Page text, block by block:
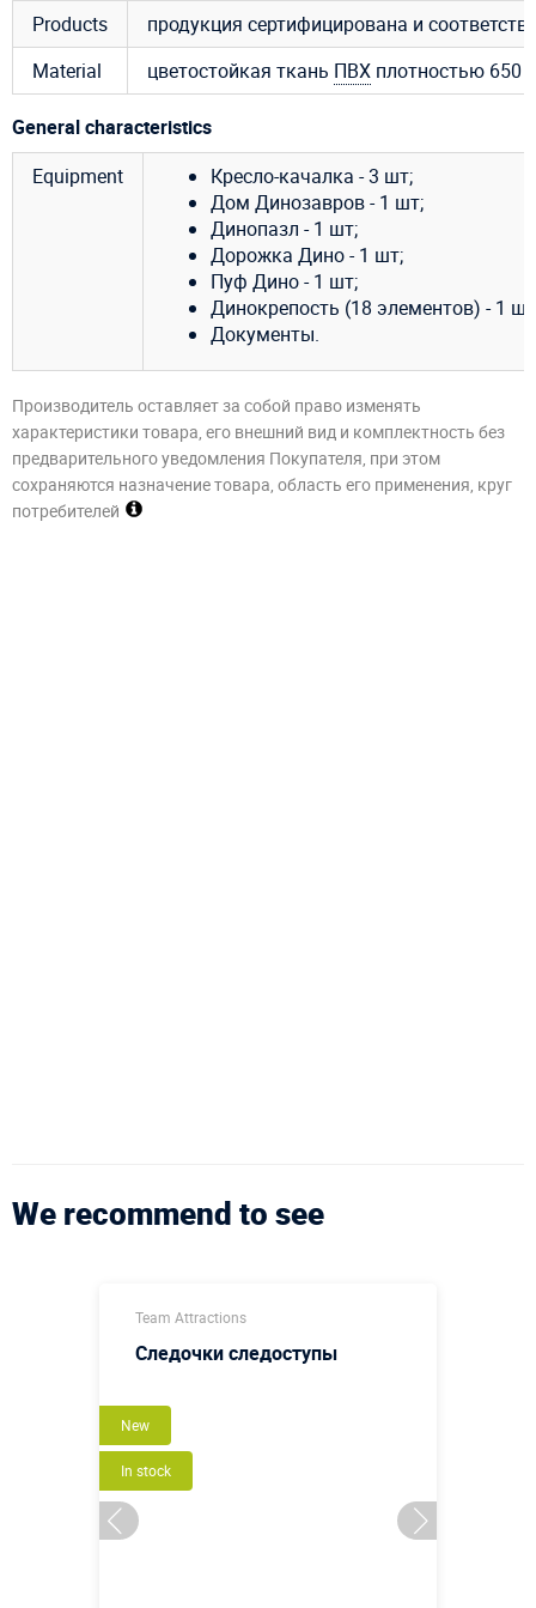
Products
продукция сертифицирована и
Material
цветостойкая ткань ПВХ плотностью 650
General characteristics
Equipment
Кресло-качалка - 3 шт;
Дом Динозавров - 1 шт;
Динопазл - 1 шт;
Дорожка Дино - 1 шт;
Пуф Дино - 1 шт;
Динокрепость (18 элементов) - 1
Документы.
Производитель оставляет за собой право изменять
характеристики товара, его внешний вид и комплектность без
предварительного уведомления Покупателя, при этом
сохраняются назначение товара, область его применения, круг
потребителей
We recommend to see
Team Attractions
Следочки следоступы
New
In stock